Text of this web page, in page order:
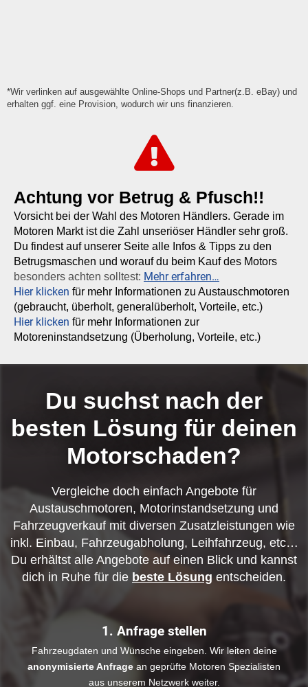
*Wir verlinken auf ausgewählte Online-Shops und Partner(z.B. eBay) und
erhalten ggf. eine Provision, wodurch wir uns finanzieren.
Achtung vor Betrug & Pfusch!!
Vorsicht bei der Wahl des Motoren Händlers. Gerade im
Motoren Markt ist die Zahl unseriöser Händler sehr groß.
Du findest auf unserer Seite alle Infos & Tipps zu den
Betrugsmaschen und worauf du beim Kauf des Motors
besonders achten solltest: Mehr erfahren…
Hier klicken für mehr Informationen zu Austauschmotoren
(gebraucht, überholt, generalüberholt, Vorteile, etc.)
Hier klicken für mehr Informationen zur
Motoreninstandsetzung (Überholung, Vorteile, etc.)
Du suchst nach der
besten Lösung für deinen
Motorschaden?
Vergleiche doch einfach Angebote für
Austauschmotoren, Motorinstandsetzung und
Fahrzeugverkauf mit diversen Zusatzleistungen wie
inkl. Einbau, Fahrzeugabholung, Leihfahrzeug, etc…
Du erhältst alle Angebote auf einen Blick und kannst
dich in Ruhe für die beste Lösung entscheiden.
1. Anfrage stellen
Fahrzeugdaten und Wünsche eingeben. Wir leiten deine
anonymisierte Anfrage an geprüfte Motoren Spezialisten
aus unserem Netzwerk weiter.